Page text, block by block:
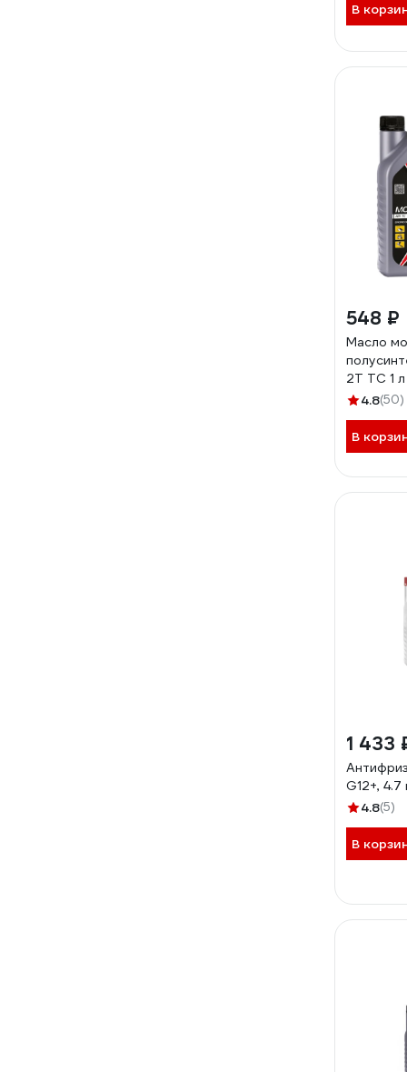
В
548 ₽
Масло
2Т ТС 1
4.8(50)
В
1 433
G12+,
4.8(5)
В